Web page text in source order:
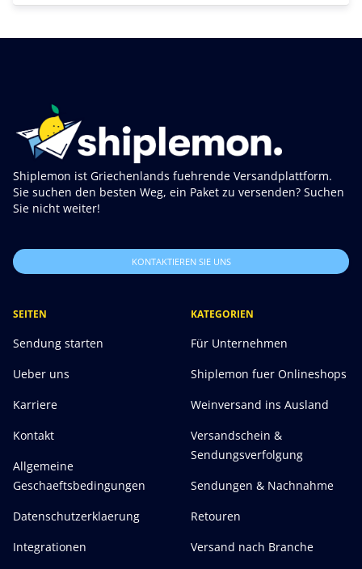
Shiplemon ist Griechenlands fuehrende Versandplattform.
Sie suchen den besten Weg, ein Paket zu versenden? Suchen
Sie nicht weiter!
KONTAKTIEREN SIE UNS
SEITEN
Sendung starten
Ueber uns
Karriere
Kontakt
Allgemeine
Geschaeftsbedingungen
Datenschutzerklaerung
Integrationen
KATEGORIEN
Für Unternehmen
Shiplemon fuer Onlineshops
Weinversand ins Ausland
Versandschein &
Sendungsverfolgung
Sendungen & Nachnahme
Retouren
Versand nach Branche